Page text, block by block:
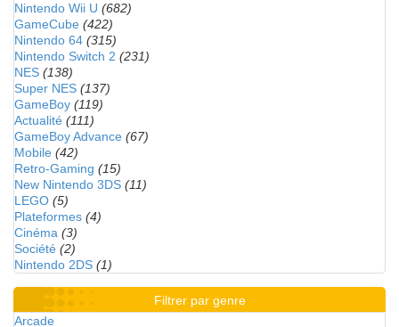
Nintendo Wii U (682)
GameCube (422)
Nintendo 64 (315)
Nintendo Switch 2 (231)
NES (138)
Super NES (137)
GameBoy (119)
Actualité (111)
GameBoy Advance (67)
Mobile (42)
Retro-Gaming (15)
New Nintendo 3DS (11)
LEGO (5)
Plateformes (4)
Cinéma (3)
Société (2)
Nintendo 2DS (1)
Filtrer par genre
Arcade